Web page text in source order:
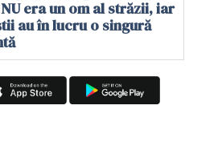
era un om al străzii, iar
au în lucru o singură